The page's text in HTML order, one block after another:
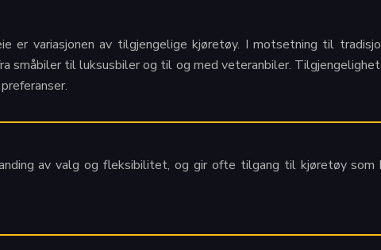
er variasjonen av tilgjengelige kjøretøy. I motsetning til
til luksusbiler og til og med veteranbiler.
av valg og fleksibilitet, og gir ofte tilgang til kjøretøy som